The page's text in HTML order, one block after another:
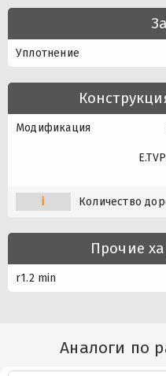
Уплотнение
Модификация
i Количество
Прочие
r1.2 min
Аналоги по